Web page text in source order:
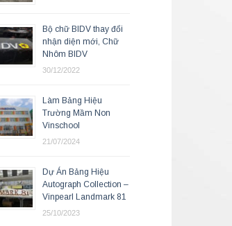
Bộ chữ BIDV thay đổi
nhận diện mới, Chữ
Nhôm BIDV
30/12/2022
Làm Bảng Hiệu
Trường Mầm Non
Vinschool
21/07/2024
Dự Án Bảng Hiệu
Autograph Collection –
Vinpearl Landmark 81
25/10/2023